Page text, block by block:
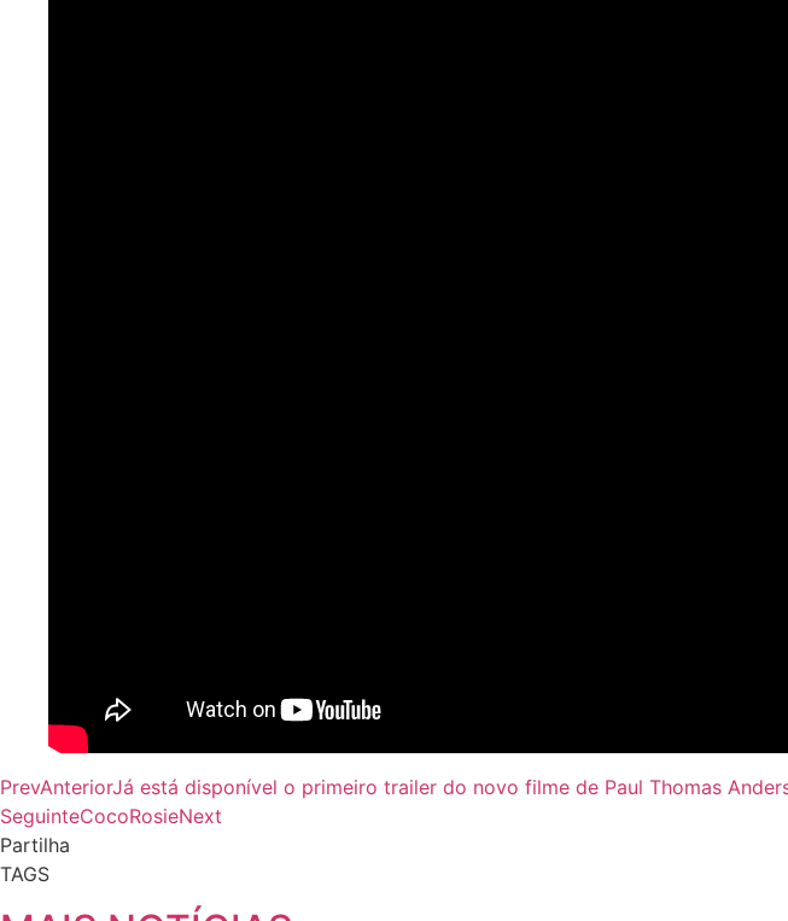
PrevAnteriorJá está disponível o primeiro trailer do novo filme de Paul Thomas
SeguinteCocoRosieNext
Partilha
TAGS